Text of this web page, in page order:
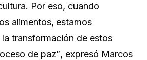
Por eso, cuando
alimentos, estamos
transformación de estos
de paz”, expresó Marcos